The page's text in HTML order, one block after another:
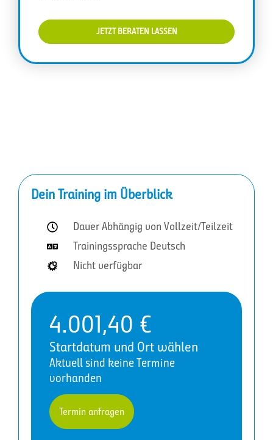
JETZT BERATEN LASSEN
Dein Training im Überblick
Dauer Abhängig von Vollzeit/Teilzeit
Trainingssprache Deutsch
Nicht verfügbar
4.001,40 €
Startdatum und Ort wählen
Aktuell sind keine Termine
vorhanden
Termin anfragen